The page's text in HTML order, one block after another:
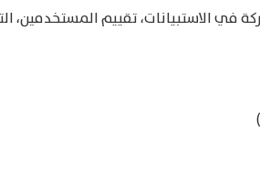
changing
dates.
في الاستبيانات، تقييم